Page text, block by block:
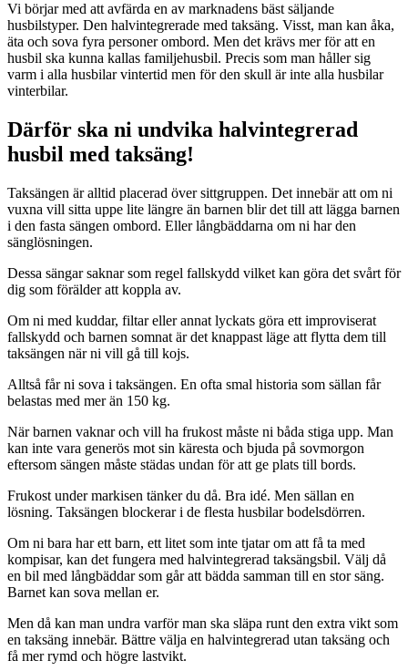
Vi börjar med att avfärda en av marknadens bäst säljande
husbilstyper. Den halvintegrerade med taksäng. Visst, man kan åka,
äta och sova fyra personer ombord. Men det krävs mer för att en
husbil ska kunna kallas familjehusbil. Precis som man håller sig
varm i alla husbilar vintertid men för den skull är inte alla husbilar
vinterbilar.
Därför ska ni undvika halvintegrerad
husbil med taksäng!
Taksängen är alltid placerad över sittgruppen. Det innebär att om ni
vuxna vill sitta uppe lite längre än barnen blir det till att lägga barnen
i den fasta sängen ombord. Eller långbäddarna om ni har den
sänglösningen.
Dessa sängar saknar som regel fallskydd vilket kan göra det svårt för
dig som förälder att koppla av.
Om ni med kuddar, filtar eller annat lyckats göra ett improviserat
fallskydd och barnen somnat är det knappast läge att flytta dem till
taksängen när ni vill gå till kojs.
Alltså får ni sova i taksängen. En ofta smal historia som sällan får
belastas med mer än 150 kg.
När barnen vaknar och vill ha frukost måste ni båda stiga upp. Man
kan inte vara generös mot sin käresta och bjuda på sovmorgon
eftersom sängen måste städas undan för att ge plats till bords.
Frukost under markisen tänker du då. Bra idé. Men sällan en
lösning. Taksängen blockerar i de flesta husbilar bodelsdörren.
Om ni bara har ett barn, ett litet som inte tjatar om att få ta med
kompisar, kan det fungera med halvintegrerad taksängsbil. Välj då
en bil med långbäddar som går att bädda samman till en stor säng.
Barnet kan sova mellan er.
Men då kan man undra varför man ska släpa runt den extra vikt som
en taksäng innebär. Bättre välja en halvintegrerad utan taksäng och
få mer rymd och högre lastvikt.